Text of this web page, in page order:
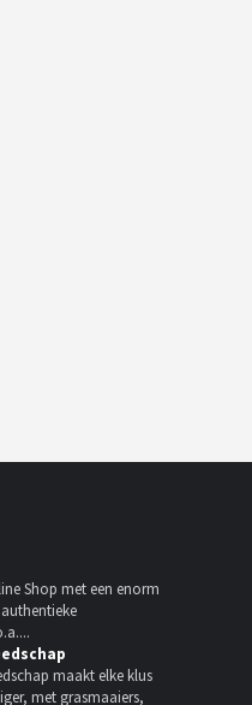
Shop met een enorm
maakt elke klus
met grasmaaiers,